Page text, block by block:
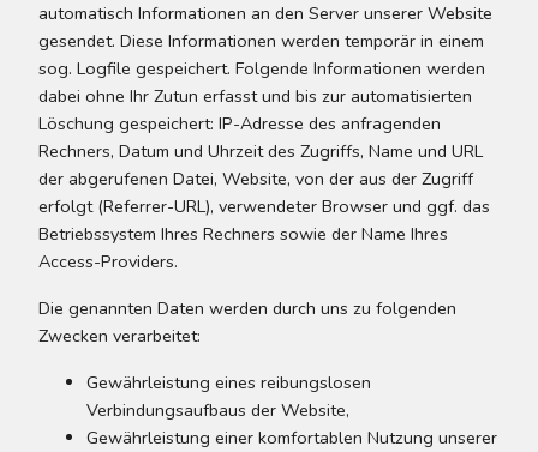
automatisch Informationen an den Server unserer Website
gesendet. Diese Informationen werden temporär in einem
sog. Logfile gespeichert. Folgende Informationen werden
dabei ohne Ihr Zutun erfasst und bis zur automatisierten
Löschung gespeichert: IP-Adresse des anfragenden
Rechners, Datum und Uhrzeit des Zugriffs, Name und URL
der abgerufenen Datei, Website, von der aus der Zugriff
erfolgt (Referrer-URL), verwendeter Browser und ggf. das
Betriebssystem Ihres Rechners sowie der Name Ihres
Access-Providers.
Die genannten Daten werden durch uns zu folgenden
Zwecken verarbeitet:
Gewährleistung eines reibungslosen
Verbindungsaufbaus der Website,
Gewährleistung einer komfortablen Nutzung unserer